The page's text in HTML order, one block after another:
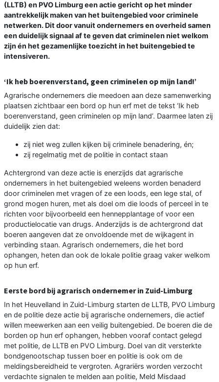
(LLTB) en PVO Limburg een actie gericht op het minder
aantrekkelijk maken van het buitengebied voor criminele
netwerken. Dit door vanuit ondernemers en overheid samen
een duidelijk signaal af te geven dat criminelen niet welkom
zijn én het gezamenlijke toezicht in het buitengebied te
intensiveren.
‘Ik heb boerenverstand, geen criminelen op mijn land!’
Agrarische ondernemers die meedoen aan deze samenwerking
plaatsen zichtbaar een bord op hun erf met de tekst ‘Ik heb
boerenverstand, geen criminelen op mijn land’. Daarmee laten zij
duidelijk zien dat:
zij niet weg zullen kijken bij criminele benadering, én;
zij regelmatig met de politie in contact staan
Achtergrond van deze actie is enerzijds dat agrarische
ondernemers in het buitengebied weleens worden benaderd
door criminelen met vragen of ze een loods, een lege stal, of
grond mogen huren, met als doel om die loods of perceel in te
richten voor bijvoorbeeld een hennepplantage of voor een
productielocatie van drugs. Anderzijds is de achtergrond dat
boeren aangeven dat ze onvoldoende met de wijkagent in
verbinding staan. Agrarisch ondernemers, die het bord
ophangen, heten dan ook de lokale politie graag vaker welkom
op hun erf.
Eerste bord bij agrarisch ondernemer in Zuid-Limburg
In het Heuvelland in Zuid-Limburg starten de LLTB, PVO Limburg
en de politie deze actie bij agrarische ondernemers, die actief
willen meewerken aan een veilig buitengebied. De boeren die de
borden op hun erf ophangen, hebben vooraf contact gelegd
met politie, de LLTB en PVO Limburg. Doel van dit versterkte
bondgenootschap tussen boer en politie is ook om de
meldingsbereidheid te vergroten. Agrariërs worden verzocht
verdachte signalen te melden aan politie, Meld Misdaad